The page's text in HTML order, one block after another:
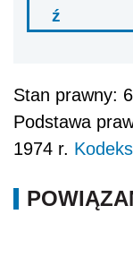
ź
Stan prawny:
Podstawa
1974 r.